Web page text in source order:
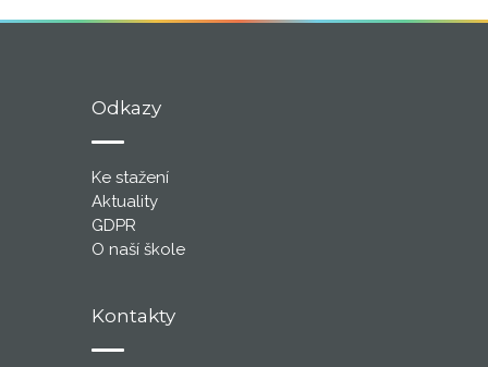
Odkazy
Ke stažení
Aktuality
GDPR
O naší škole
Kontakty